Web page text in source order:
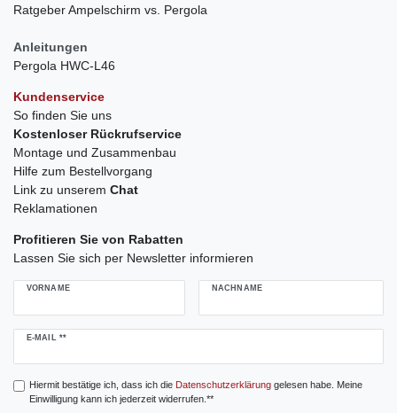
Ratgeber Ampelschirm vs. Pergola
Anleitungen
Pergola HWC-L46
Kundenservice
So finden Sie uns
Kostenloser Rückrufservice
Montage und Zusammenbau
Hilfe zum Bestellvorgang
Link zu unserem Chat
Reklamationen
Profitieren Sie von Rabatten
Lassen Sie sich per Newsletter informieren
VORNAME NACHNAME
E-MAIL **
Newsletter
Hiermit bestätige ich, dass ich die Daten­schutz­erklärunggelesen habe. Meine
Einwilligung kann ich jederzeit widerrufen.**